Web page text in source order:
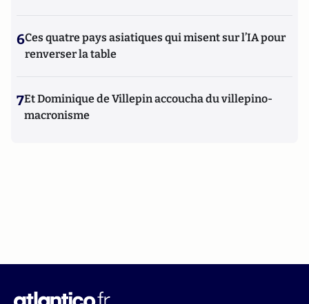
6Ces quatre pays asiatiques qui misent sur l’IA pour
renverser la table
7Et Dominique de Villepin accoucha du villepino-
macronisme